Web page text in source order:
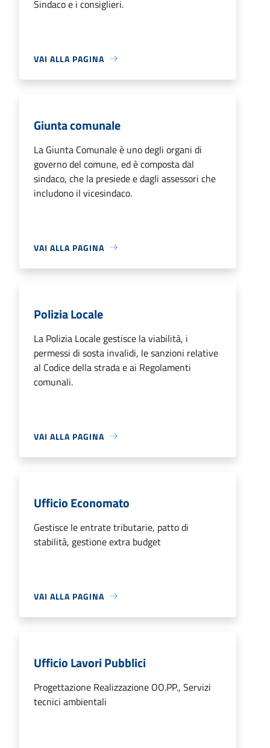
Sindaco e i consiglieri.
VAI ALLA PAGINA
Giunta comunale
La Giunta Comunale è uno degli organi di
governo del comune, ed è composta dal
sindaco, che la presiede e dagli assessori che
includono il vicesindaco.
VAI ALLA PAGINA
Polizia Locale
La Polizia Locale gestisce la viabilità, i
permessi di sosta invalidi, le sanzioni relative
al Codice della strada e ai Regolamenti
comunali.
VAI ALLA PAGINA
Ufficio Economato
Gestisce le entrate tributarie, patto di
stabilità, gestione extra budget
VAI ALLA PAGINA
Ufficio Lavori Pubblici
Progettazione Realizzazione OO.PP., Servizi
tecnici ambientali